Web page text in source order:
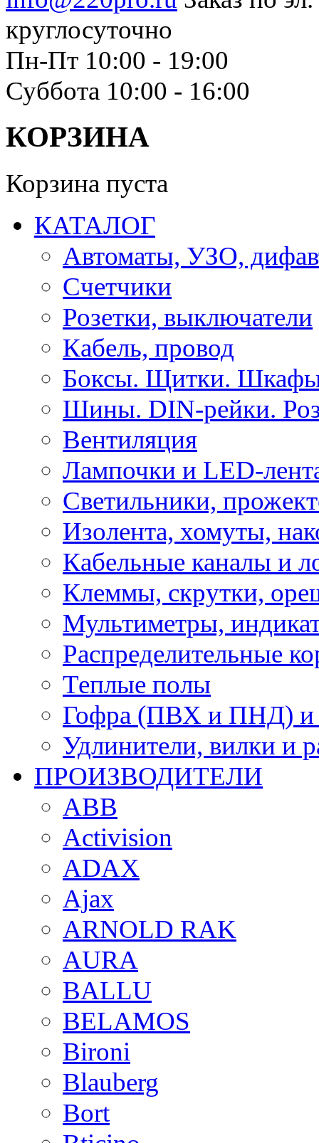
круглосуточно
Пн-Пт 10:00 - 19:00
Суббота 10:00 - 16:00
КОРЗИНА
Корзина пуста
КАТАЛОГ
Автоматы, УЗО,
Счетчики
Розетки, выключатели
Кабель, провод
Боксы. Щитки.
Шины. DIN-рейки.
Вентиляция
Лампочки и LED-
Светильники,
Изолента, хомуты,
Кабельные каналы и
Клеммы, скрутки,
Мультиметры,
Распределительные
Теплые полы
Гофра (ПВХ и ПНД) и
Удлинители, вилки и
ПРОИЗВОДИТЕЛИ
ABB
Activision
ADAX
Ajax
ARNOLD RAK
AURA
BALLU
BELAMOS
Bironi
Blauberg
Bort